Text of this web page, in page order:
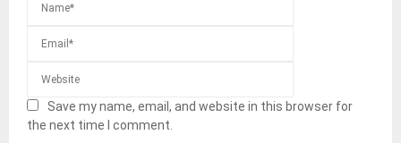
Save my name, email, and website in this browser for
the next time I comment.